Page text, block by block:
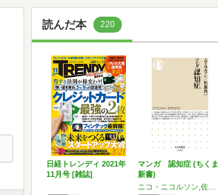
読んだ本 220
日経トレンディ 2021年
11月号 [雑誌]
マンガ 認知症 (ちくま
新書)